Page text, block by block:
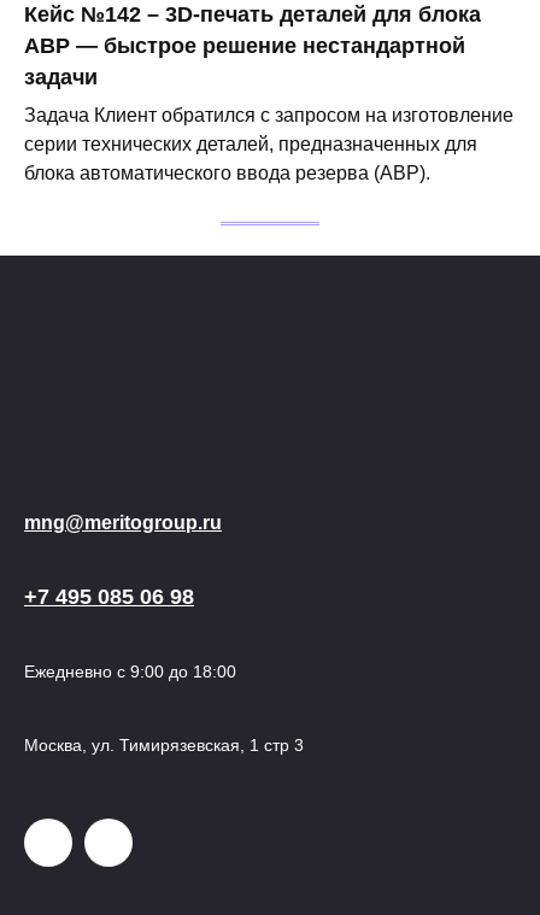
Кейс №142 – 3D-печать деталей для блока
АВР — быстрое решение нестандартной
задачи
Задача Клиент обратился с запросом на изготовление
серии технических деталей, предназначенных для
блока автоматического ввода резерва (АВР).
mng@meritogroup.ru
+7 495 085 06 98
Ежедневно с 9:00 до 18:00
Москва, ул. Тимирязевская, 1 стр 3